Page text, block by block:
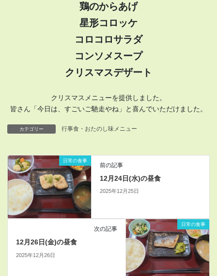
鶏のからあげ
星形コロッケ
コロコロサラダ
コンソメスープ
クリスマスデザート
クリスマスメニューを提供しました。
皆さん「今日は、すごいご馳走やね」と喜んでいただけました。
カテゴリー 行事食・おたのし味メニュー
日常の食事
前の記事
12月24日(水)の昼食
2025年12月25日
日常の食事
次の記事
12月26日(金)の昼食
2025年12月26日